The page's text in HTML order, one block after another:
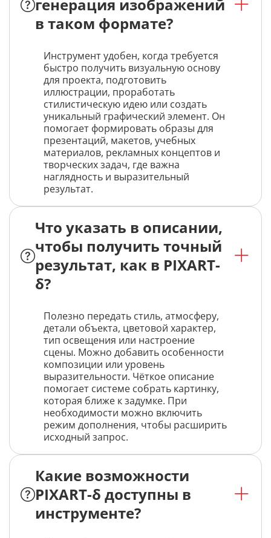
генерация изображений
в таком формате?
Инструмент удобен, когда требуется
быстро получить визуальную основу
для проекта, подготовить
иллюстрации, проработать
стилистическую идею или создать
уникальный графический элемент. Он
помогает формировать образы для
презентаций, макетов, учебных
материалов, рекламных концептов и
творческих задач, где важна
наглядность и выразительный
результат.
Что указать в описании,
чтобы получить точный
результат, как в PIXART-
δ?
Полезно передать стиль, атмосферу,
детали объекта, цветовой характер,
тип освещения или настроение
сцены. Можно добавить особенности
композиции или уровень
выразительности. Чёткое описание
помогает системе собрать картинку,
которая ближе к задумке. При
необходимости можно включить
режим дополнения, чтобы расширить
исходный запрос.
Какие возможности
PIXART-δ доступны в
инструменте?